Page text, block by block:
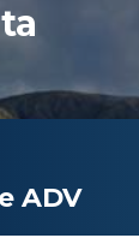
ADV